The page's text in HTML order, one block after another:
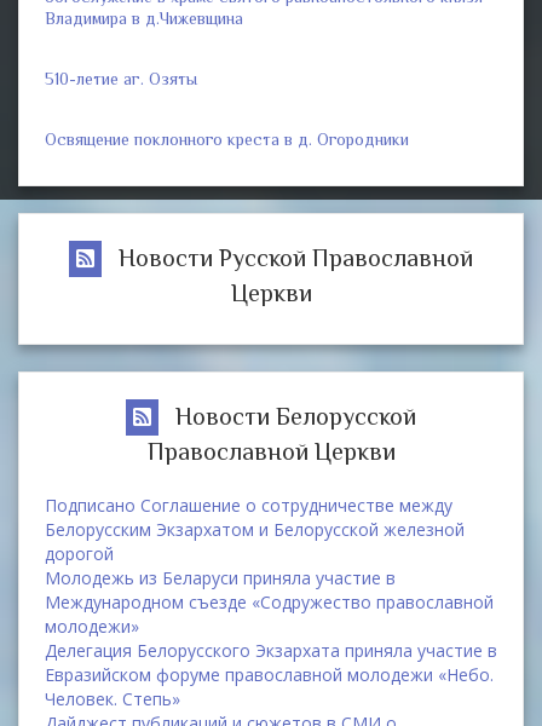
Владимира в д.Чижевщина
510-летие аг. Озяты
Освящение поклонного креста в д. Огородники
Новости Русской Православной
Церкви
Новости Белорусской
Православной Церкви
Подписано Соглашение о сотрудничестве между
Белорусским Экзархатом и Белорусской железной
дорогой
Молодежь из Беларуси приняла участие в
Международном съезде «Содружество православной
молодежи»
Делегация Белорусского Экзархата приняла участие в
Евразийском форуме православной молодежи «Небо.
Человек. Степь»